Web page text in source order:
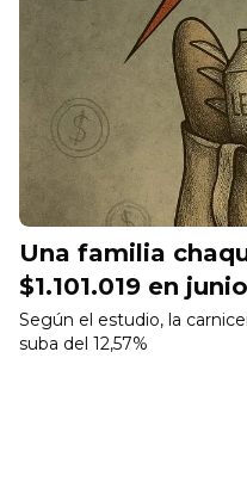
Una familia
$1.101.019 en
Según el estudio, la
suba del 12,57%